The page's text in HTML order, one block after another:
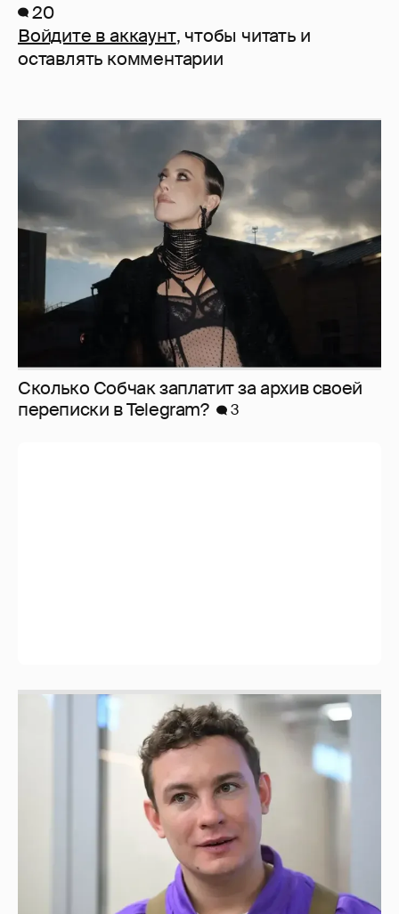
20
Войдите в аккаунт, чтобы читать и
оставлять комментарии
Сколько Собчак заплатит за архив своей
перeписки в Telegram?
3
Никита Кологривый высказался насчёт